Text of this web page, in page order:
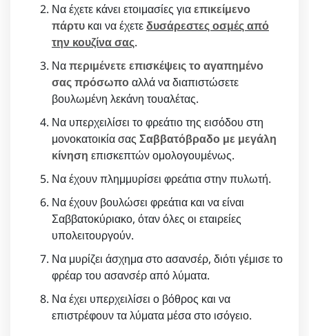
Να έχετε κάνει ετοιμασίες γιαεπικείμενο
πάρτυ και να έχετεδυσάρεστες οσμές από
την κουζίνα σας.
Ναπεριμένετε επισκέψεις το αγαπημένο
σας πρόσωποαλλά να διαπιστώσετε
βουλωμένη λεκάνη τουαλέτας.
Να υπερχειλίσει το φρεάτιο της εισόδου στη
μονοκατοικία σας Σαββατόβραδο με μεγάλη
κίνηση επισκεπτών ομολογουμένως.
Να έχουν πλημμυρίσει φρεάτια στην πυλωτή.
Να έχουν βουλώσει φρεάτια και να είναι
Σαββατοκύριακο, όταν όλες οι εταιρείες
υπολειτουργούν.
Να μυρίζει άσχημα στο ασανσέρ, διότι γέμισε το
φρέαρ του ασανσέρ από λύματα.
Να έχει υπερχειλίσει ο βόθρος και να
επιστρέφουν τα λύματα μέσα στο ισόγειο.